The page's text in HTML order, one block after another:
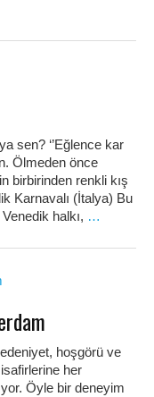
sen? ‘’Eğlence kar
Ölmeden önce
birbirinden renkli kış
Karnavalı (İtalya) Bu
halkı, …
hoşgörü ve
her
Öyle bir deneyim